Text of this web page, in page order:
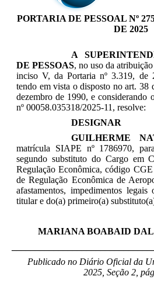
PORTARIA DE PESSOAL Nº
DE 2025
A
DE PESSOAS, no uso da
inciso V, da Portaria nº 3.319, de
tendo em vista o disposto no art. 38
dezembro de 1990, e considerando
nº 00058.035318/2025-11, resolve:
DESIGNAR
GUILHERME
matrícula SIAPE nº1786970,
segundo substituto do Cargo em
Regulação Econômica, código
de Regulação Econômica de
afastamentos, impedimentos legais
titular e do(a) primeiro(a)
MARIANA BOABAID
Publicado no Diário Oficial da
2025, Seção 2,